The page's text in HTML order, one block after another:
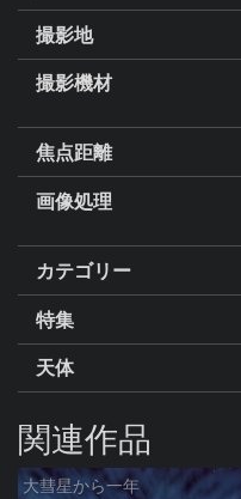
撮影地
撮影機材
焦点距離
画像処理
カテゴリー
特集
天体
関連作品
大彗星から一年